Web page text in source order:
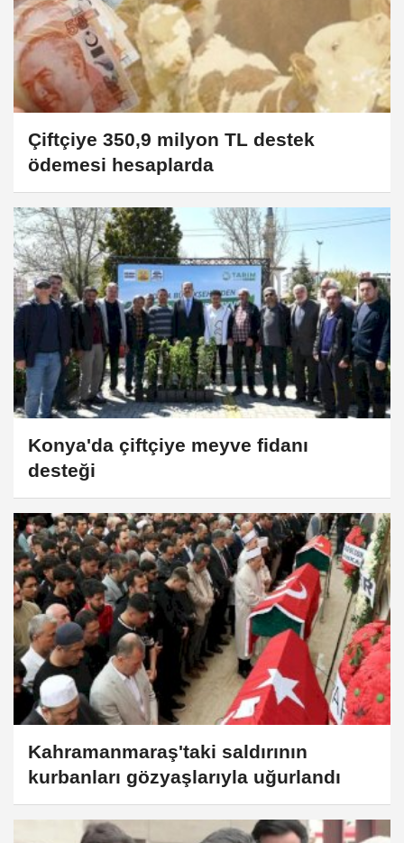
Çiftçiye 350,9 milyon TL destek
ödemesi hesaplarda
Konya'da çiftçiye meyve fidanı
desteği
Kahramanmaraş'taki saldırının
kurbanları gözyaşlarıyla uğurlandı